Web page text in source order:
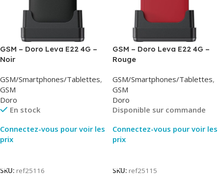
GSM – Doro Leva E22 4G –
Noir
GSM/Smartphones/Tablettes,
GSM
Doro
En stock
Connectez-vous pour voir les
prix
SKU: ref25116
GSM – Doro Leva E22 4G –
Rouge
GSM/Smartphones/Tablettes,
GSM
Doro
Disponible sur commande
Connectez-vous pour voir les
prix
SKU: ref25115